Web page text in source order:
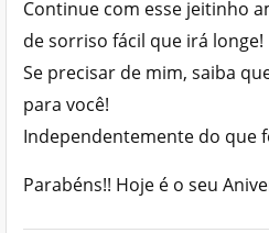
Continue com esse jeitinho
de sorriso fácil que irá longe!
Se precisar de mim, saiba
para você!
Independentemente do que
Parabéns!! Hoje é o seu